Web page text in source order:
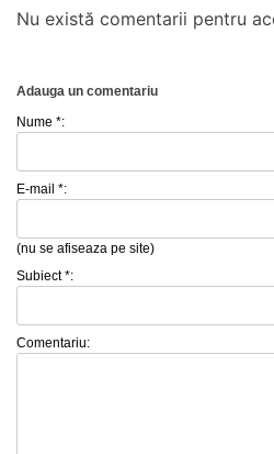
Nu există comentarii pentru
Adauga un comentariu
Nume *:
E-mail *:
(nu se afiseaza pe site)
Subiect *:
Comentariu: